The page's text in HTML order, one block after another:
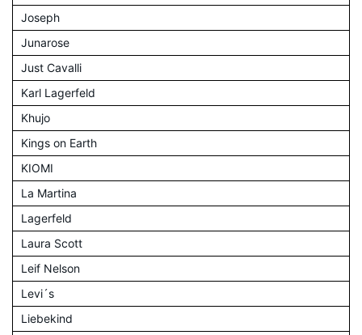
Joseph
Junarose
Just Cavalli
Karl Lagerfeld
Khujo
Kings on Earth
KIOMI
La Martina
Lagerfeld
Laura Scott
Leif Nelson
Levi´s
Liebekind